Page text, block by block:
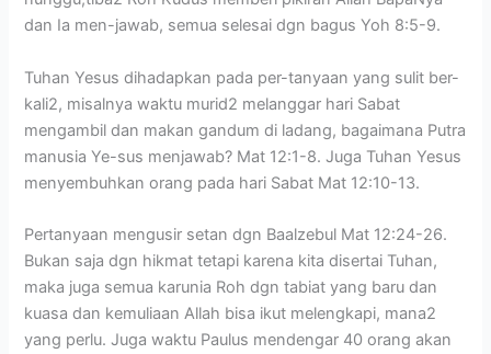
dan Ia men-jawab, semua selesai dgn bagus Yoh 8:5-9.
Tuhan Yesus dihadapkan pada per-tanyaan yang sulit ber-
kali2, misalnya waktu murid2 melanggar hari Sabat
mengambil dan makan gandum di ladang, bagaimana Putra
manusia Ye-sus menjawab? Mat 12:1-8. Juga Tuhan Yesus
menyembuhkan orang pada hari Sabat Mat 12:10-13.
Pertanyaan mengusir setan dgn Baalzebul Mat 12:24-26.
Bukan saja dgn hikmat tetapi karena kita disertai Tuhan,
maka juga semua karunia Roh dgn tabiat yang baru dan
kuasa dan kemuliaan Allah bisa ikut melengkapi, mana2
yang perlu. Juga waktu Paulus mendengar 40 orang akan